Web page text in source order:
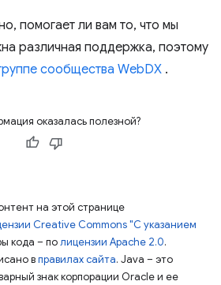
помогает ли вам то, что мы
различная поддержка, поэтому
сообщества WebDX .
оказалась полезной?
на этой странице
Creative Commons "С указанием
кода – полицензии Apache 2.0.
вправилах сайта. Java – это
знак корпорации Oracle и ее